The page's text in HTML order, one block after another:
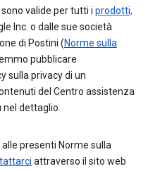
valide per tutti i prodotti,
Inc. o dalle sue società
di Postini (Norme sulla
pubblicare
sulla privacy di un
del Centro assistenza
dettaglio.
presenti Norme sulla
attraverso il sito web